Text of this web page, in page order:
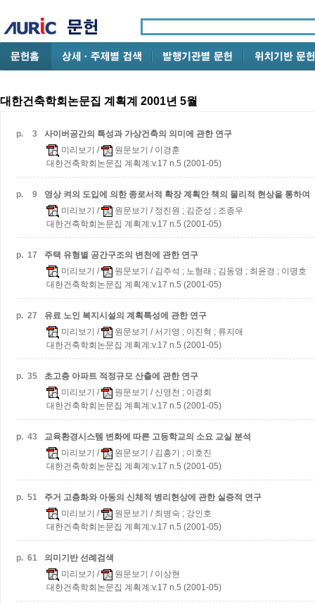
대한건축학회논문집 계획계 2001년 5월
p. 3
사이버공간의 특성과 가상건축의 의미에 관한 연구
미리보기 / 원문보기 / 이경훈
대한건축학회논문집 계획계:v.17 n.5 (2001-05)
p. 9 영상 켜의 도입에 의한 종로서적 확장 계획안 책의 물리적 현상을 통하여
미리보기 / 원문보기 / 정진원 ; 김준성 ; 조종우
대한건축학회논문집 계획계:v.17 n.5 (2001-05)
p. 17
주택 유형별 공간구조의 변천에 관한 연구
미리보기 / 원문보기 / 김주석 ; 노형래 ; 김동영 ; 최윤경 ; 이명호
대한건축학회논문집 계획계:v.17 n.5 (2001-05)
p. 27
유료 노인 복지시설의 계획특성에 관한 연구
미리보기 / 원문보기 / 서기영 ; 이진혁 ; 류지애
대한건축학회논문집 계획계:v.17 n.5 (2001-05)
p. 35
초고층 아파트 적정규모 산출에 관한 연구
미리보기 / 원문보기 / 신영천 ; 이경회
대한건축학회논문집 계획계:v.17 n.5 (2001-05)
p. 43
교육환경시스템 변화에 따른 고등학교의 소요 교실 분석
미리보기 / 원문보기 / 김흥기 ; 이호진
대한건축학회논문집 계획계:v.17 n.5 (2001-05)
p. 51
주거 고층화와 아동의 신체적 병리현상에 관한 실증적 연구
미리보기 / 원문보기 / 최병숙 ; 강인호
대한건축학회논문집 계획계:v.17 n.5 (2001-05)
p. 61
의미기반 선례검색
미리보기 / 원문보기 / 이상현
대한건축학회논문집 계획계:v.17 n.5 (2001-05)